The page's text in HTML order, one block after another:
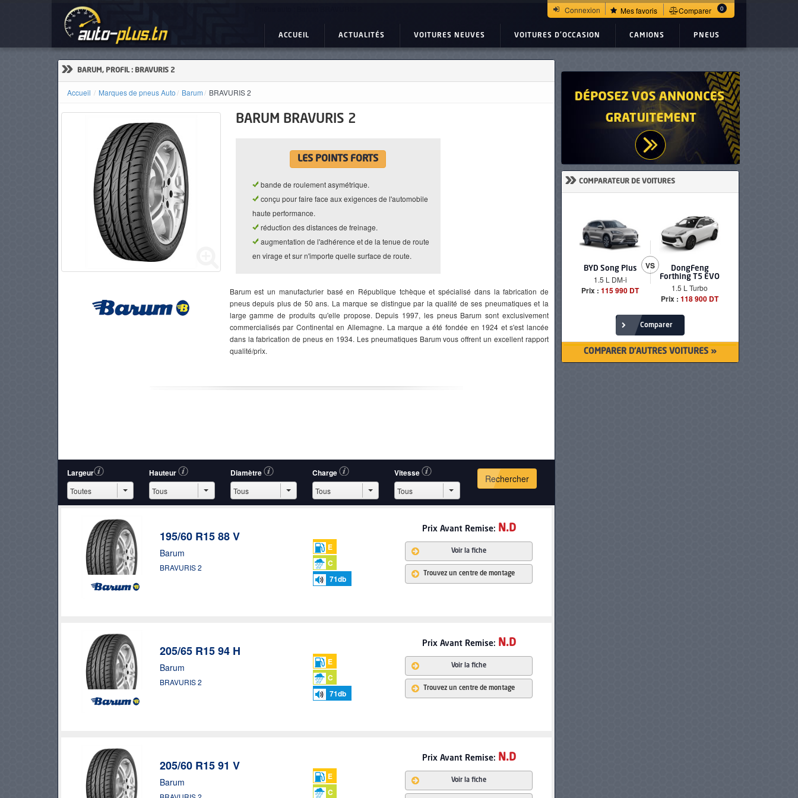
Connexion Mes favoris Comparer 0
ACCUEIL ACTUALITÉS VOITURES NEUVES VOITURES D'OCCASION CAMIONS PNEUS
» BARUM, PROFIL : BRAVURIS 2
Accueil Marques de pneus Auto Barum BRAVURIS 2
BARUM BRAVURIS 2
LES POINTS FORTS
bande de roulement asymétrique.
conçu pour faire face aux exigences de l'automobile
haute performance.
réduction des distances de freinage.
augmentation de l'adhérence et de la tenue de route
en virage et sur n'importe quelle surface de route.
Barum est un manufacturier basé en République tchèque et spécialisé dans la fabrication de
pneus depuis plus de 50 ans. La marque se distingue par la qualité de ses pneumatiques et la
large gamme de produits qu'elle propose. Depuis 1997, les pneus Barum sont exclusivement
commercialisés par Continental en Allemagne. La marque a été fondée en 1924 et s'est lancée
dans la fabrication de pneus en 1934. Les pneumatiques Barum vous offrent un excellent rapport
qualité/prix.
Largeur Hauteur Diamètre Charge Vitesse Rechercher
195/60 R15 88 V
Barum
BRAVURIS 2
E
C
71db
Prix Avant Remise: N.D
Voir la fiche
Trouvez un centre de montage
205/65 R15 94 H
Barum
BRAVURIS 2
E
C
71db
Prix Avant Remise: N.D
Voir la fiche
Trouvez un centre de montage
205/60 R15 91 V
Barum
E
C
Prix Avant Remise: N.D
Voir la fiche
» COMPARATEUR DE VOITURES
BYD Song Plus
1.5 L DM-i
Prix : 115 990 DT
VS
DongFeng
Forthing T5 EVO
1.5 L Turbo
Prix : 118 900 DT
Comparer
COMPARER D'AUTRES VOITURES »
ACTUALITÉS